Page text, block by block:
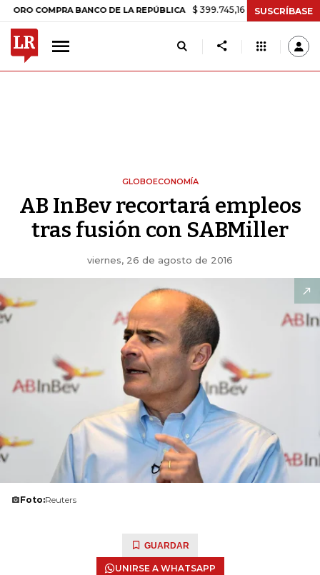
BANCO DE LA REPÚBLICA $ 399.745,16 +$ 2.295,71 +0,58%
SUSCRÍBASE
GLOBOECONOMÍA
AB InBev recortará empleos
tras fusión con SABMiller
viernes, 26 de agosto de 2016
Foto:Reuters
GUARDAR
UNIRSE A WHATSAPP